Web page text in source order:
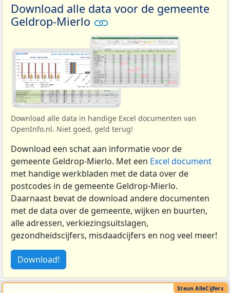
Download alle data voor de gemeente
Geldrop-Mierlo
Download alle data in handige Excel documenten van
OpenInfo.nl. Niet goed, geld terug!
Download een schat aan informatie voor de
gemeente Geldrop-Mierlo. Met een Excel document
met handige werkbladen met de data over de
postcodes in de gemeente Geldrop-Mierlo.
Daarnaast bevat de download andere documenten
met de data over de gemeente, wijken en buurten,
alle adressen, verkiezingsuitslagen,
gezondheidscijfers, misdaadcijfers en nog veel meer!
Download!